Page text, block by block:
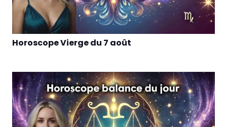
Horoscope Vierge du 7 août